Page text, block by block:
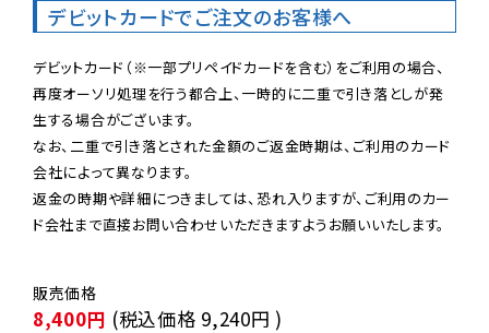
デビットカードでご注文のお客様へ
デビットカード（※一部プリペイドカードを含む）をご利用の場合、
再度オーソリ処理を行う都合上、一時的に二重で引き落としが発
生する場合がございます。
なお、二重で引き落とされた金額のご返金時期は、ご利用のカード
会社によって異なります。
返金の時期や詳細につきましては、恐れ入りますが、ご利用のカー
ド会社まで直接お問い合わせいただきますようお願いいたします。
8,400円 (税込価格 9,240円 )